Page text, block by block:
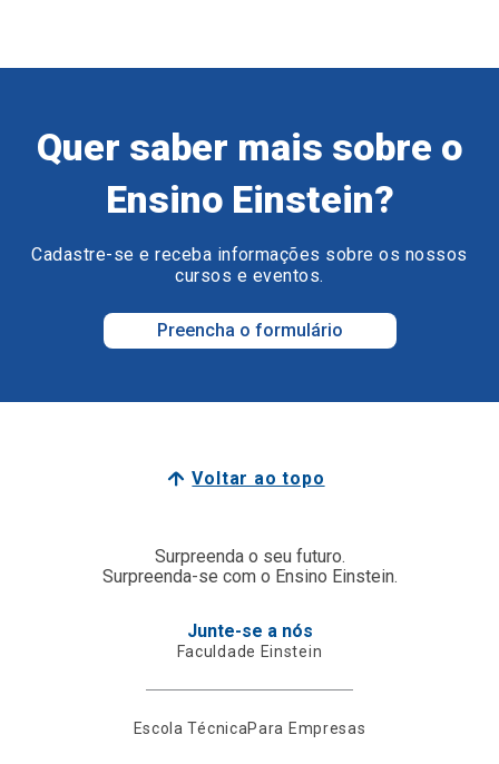
Quer saber mais sobre o
Ensino Einstein?
Cadastre-se e receba informações sobre os nossos
cursos e eventos.
Preencha o formulário
Voltar ao topo
Surpreenda o seu futuro.
Surpreenda-se com o Ensino Einstein.
Junte-se a nós
Faculdade Einstein
Escola TécnicaPara Empresas